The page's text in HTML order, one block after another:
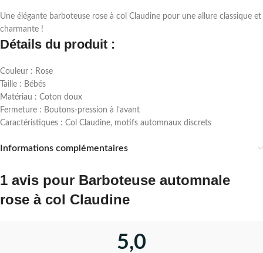
Une élégante barboteuse rose à col Claudine pour une allure classique et
charmante !
Détails du produit :
Couleur : Rose
Taille : Bébés
Matériau : Coton doux
Fermeture : Boutons-pression à l’avant
Caractéristiques : Col Claudine, motifs automnaux discrets
Informations complémentaires
1 avis pour Barboteuse automnale
rose à col Claudine
5,0